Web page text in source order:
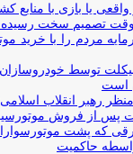
/ جایگزینی کامل فرسوده‌ها
وقت تصمیم سخت
مردم را با خرید
توسط خودروسازان
است
رهبر انقلاب
پس از فروش
که پشت
حاکمیت